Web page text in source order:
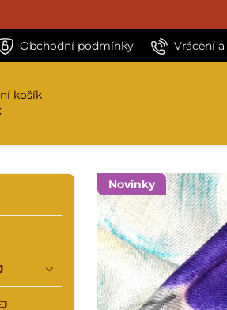
Obchodní podmínky Vrácení
košík
Novinky